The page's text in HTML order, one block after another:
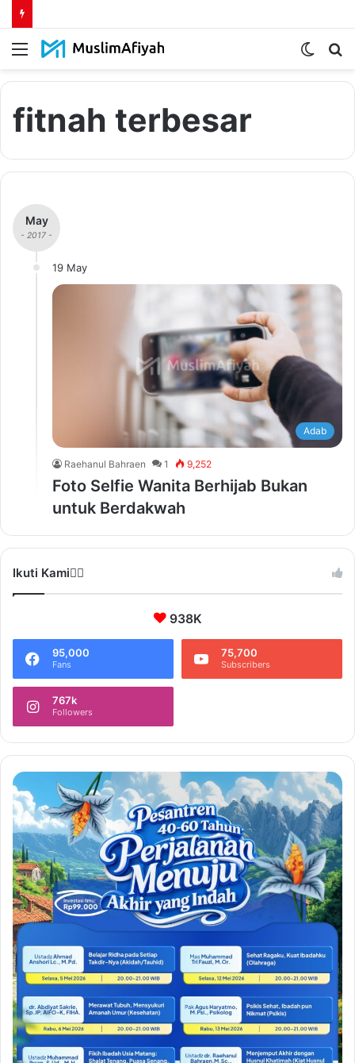
Menu
Switch
fitnah terbesar
May
- 2017 -
19 May
Adab
Raehanul Bahraen 1 9,252
Foto Selfie Wanita Berhijab Bukan
untuk Berdakwah
Ikuti Kami❤️‍🔥
938K
95,000
Fans
75,700
Subscribers
767k
Followers